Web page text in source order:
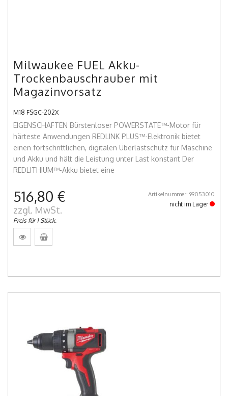
Milwaukee FUEL Akku-
Trockenbauschrauber mit
Magazinvorsatz
M18 FSGC-202X
EIGENSCHAFTEN Bürstenloser POWERSTATE™-Motor für
härteste Anwendungen REDLINK PLUS™-Elektronik bietet
einen fortschrittlichen, digitalen Überlastschutz für Maschine
und Akku und hält die Leistung unter Last konstant Der
REDLITHIUM™-Akku bietet eine
516,80 €
zzgl. MwSt.
Preis für 1 Stück.
Artikelnummer: 99053010
nicht im Lager